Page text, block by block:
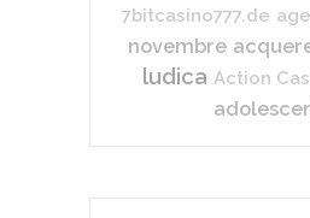
7bitcasino777.de
novembre
ludica Action